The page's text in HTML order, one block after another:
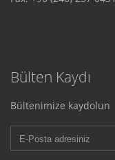
Bülten Kaydı
Bültenimize kaydolun